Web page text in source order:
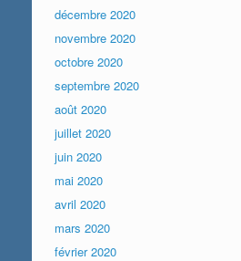
décembre 2020
novembre 2020
octobre 2020
septembre 2020
août 2020
juillet 2020
juin 2020
mai 2020
avril 2020
mars 2020
février 2020